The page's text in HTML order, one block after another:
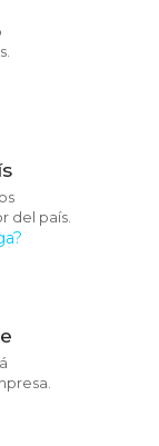
del país.